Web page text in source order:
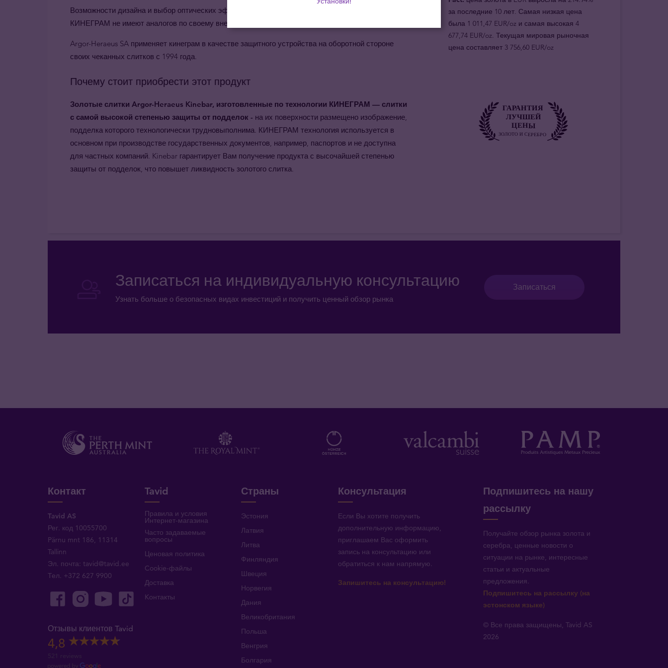
Возможности дизайна и выбор оптических эффектов практически безграничны. Функции
КИНЕГРАМ не имеют аналогов по своему внешнему виду и безопасности.
Argor-Heraeus SA применяет кинеграм в качестве защитного устройства на оборотной стороне
своих чеканных слитков с 1994 года.
Почему стоит приобрести этот продукт
Золотые слитки Argor-Heraeus Kinebar, изготовленные по технологии КИНЕГРАМ — слитки
с самой высокой степенью защиты от подделок - на их поверхности размещено изображение,
подделка которого технологически трудновыполнима. КИНЕГРАМ технология используется в
основном при производстве государственных документов, например, паспортов и не доступна
для частных компаний. Kinebar гарантирует Вам получение продукта с высочайшей степенью
защиты от подделок, что повышет ликвидность золотого слитка.
за последние 10 лет. Самая низкая цена
была 1 011,47 EUR/oz и самая высокая 4
677,74 EUR/oz. Текущая мировая рыночная
цена составляет 3 756,60 EUR/oz
Записаться на индивидуальную консультацию
Узнать больше о безопасных видах инвестиций и получить ценный обзор рынка
Записаться
Контакт
Tavid AS
Рег. код 10055700
Pärnu mnt 186, 11314
Tallinn
Эл. почта:tavid@tavid.ee
Тел. +372 627 9900
Отзывы клиентов Tavid
4,8
521 reviews
Tavid
Правила и условия
Интернет-магазина
Часто задаваемые
вопросы
Ценовая политика
Cookie-файлы
Доставка
Kонтакты
Страны
Эстония
Латвия
Литва
Финляндия
Швеция
Норвегия
Дания
Великобритания
Польша
Венгрия
Болгария
Консультация
Если Вы хотите получить
дополнительную информацию,
приглашаем Вас оформить
запись на консультацию или
обратиться к нам напрямую.
Запишитесь на консультацию!
Подпишитесь на нашу
рассылку
Получайте обзор рынка золота и
серебра, ценные новости о
ситуации на рынке, интересные
статьи и актуальные
предложения.
Подпишитесь на рассылку (на
эстонском языке)
© Все права защищены, Tavid AS
2026